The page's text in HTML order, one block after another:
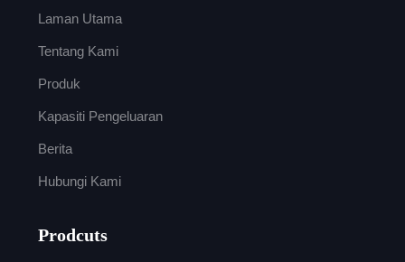
Laman Utama
Tentang Kami
Produk
Kapasiti Pengeluaran
Berita
Hubungi Kami
Prodcuts